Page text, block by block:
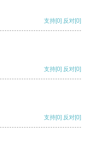
支持[0] 反对[0]
支持[0] 反对[0]
支持[0] 反对[0]